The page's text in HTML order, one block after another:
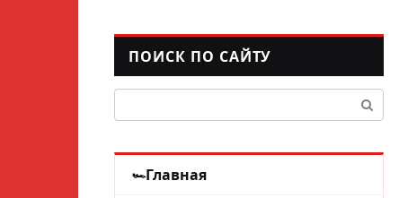
ПОИСК ПО САЙТУ
Главная